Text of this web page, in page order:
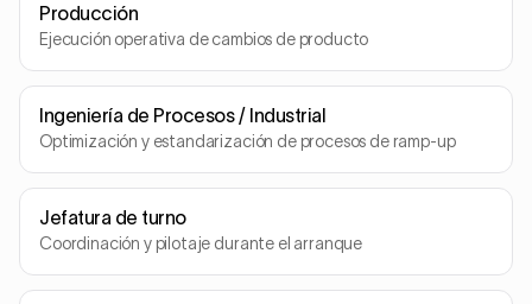
Producción
Ejecución operativa de cambios de producto
Ingeniería de Procesos / Industrial
Optimización y estandarización de procesos de ramp-up
Jefatura de turno
Coordinación y pilotaje durante el arranque